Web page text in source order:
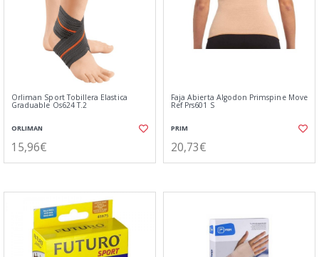
Orliman Sport Tobillera Elastica
Graduable Os624 T.2
ORLIMAN
15,96€
Faja Abierta Algodon Primspine Move
Ref Prs601 S
PRIM
20,73€